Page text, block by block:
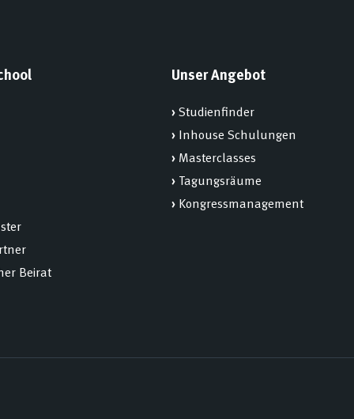
Beirat
Unser Angebot
›Studienfinder
› Inhouse Schulungen
› Masterclasses
› Tagungsräume
› Kongressmanagement